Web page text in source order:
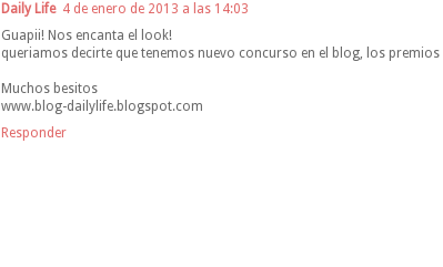
Daily Life 4 de enero de 2013 a las 14:03
Guapii! Nos encanta el look!
queriamos decirte que tenemos nuevo concurso en el blog, los
Muchos besitos
www.blog-dailylife.blogspot.com
Responder